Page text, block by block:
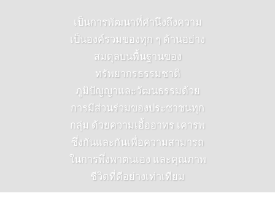
เป็นการพัฒนาที่คำนึงถึงความ
เป็นองค์รวมของทุก ๆ ด้านอย่าง
สมดุลบนพื้นฐานของ
ทรัพยากรธรรมชาติ
ภูมิปัญญาและวัฒนธรรมด้วย
การมีส่วนร่วมของประชาชนทุก
กลุ่ม ด้วยความเอื้ออาทร เคารพ
ซึ่งกันและกันเพื่อความสามารถ
ในการพึ่งพาตนเอง และคุณภาพ
ชีวิตที่ดีอย่างเท่าเทียม